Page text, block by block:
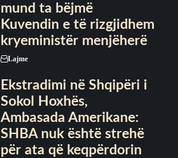
mund ta bëjmë
Kuvendin e të rizgjidhem
kryeministër menjëherë
Lajme
Ekstradimi në Shqipëri i
Sokol Hoxhës,
Ambasada Amerikane:
SHBA nuk është strehë
për ata që keqpërdorin